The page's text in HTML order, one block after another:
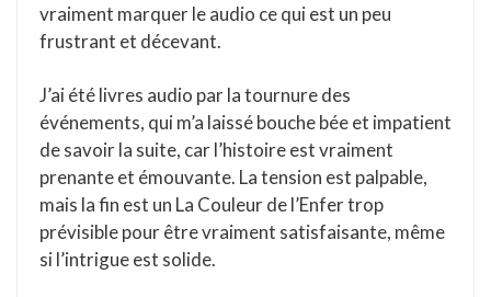
vraiment marquer le audio ce qui est un peu
frustrant et décevant.
J’ai été livres audio par la tournure des
événements, qui m’a laissé bouche bée et impatient
de savoir la suite, car l’histoire est vraiment
prenante et émouvante. La tension est palpable,
mais la fin est un La Couleur de l’Enfer trop
prévisible pour être vraiment satisfaisante, même
si l’intrigue est solide.